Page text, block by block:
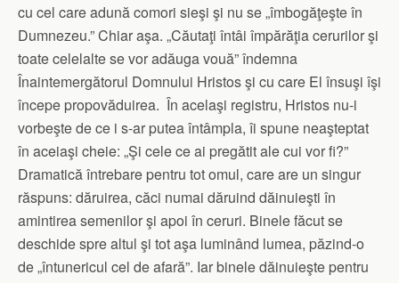
cu cel care adună comori sieşi şi nu se „îmbogăţeşte în
Dumnezeu.” Chiar aşa. „Căutaţi întâi împărăţia cerurilor şi
toate celelalte se vor adăuga vouă” îndemna
Înaintemergătorul Domnului Hristos şi cu care El însuşi îşi
începe propovăduirea. În acelaşi registru, Hristos nu-i
vorbeşte de ce i s-ar putea întâmpla, îi spune neaşteptat
în aceiaşi cheie: „Şi cele ce ai pregătit ale cui vor fi?”
Dramatică întrebare pentru tot omul, care are un singur
răspuns: dăruirea, căci numai dăruind dăinuieşti în
amintirea semenilor şi apoi în ceruri. Binele făcut se
deschide spre altul şi tot aşa luminând lumea, păzind-o
de „întunericul cel de afară”. Iar binele dăinuieşte pentru